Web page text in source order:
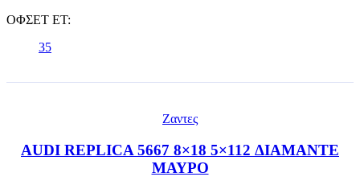
ΟΦΣΕΤ ET:
35
Ζαντες
AUDI REPLICA 5667 8×18 5×112 ΔΙΑΜΑΝΤΕ
ΜΑΥΡΟ